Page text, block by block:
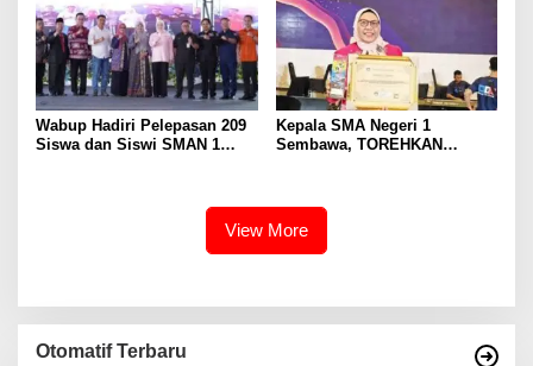
Wabup Hadiri Pelepasan 209
Siswa dan Siswi SMAN 1
Kepala SMA Negeri 1
Sembawa, TOREHKAN
View More
Otomatif Terbaru